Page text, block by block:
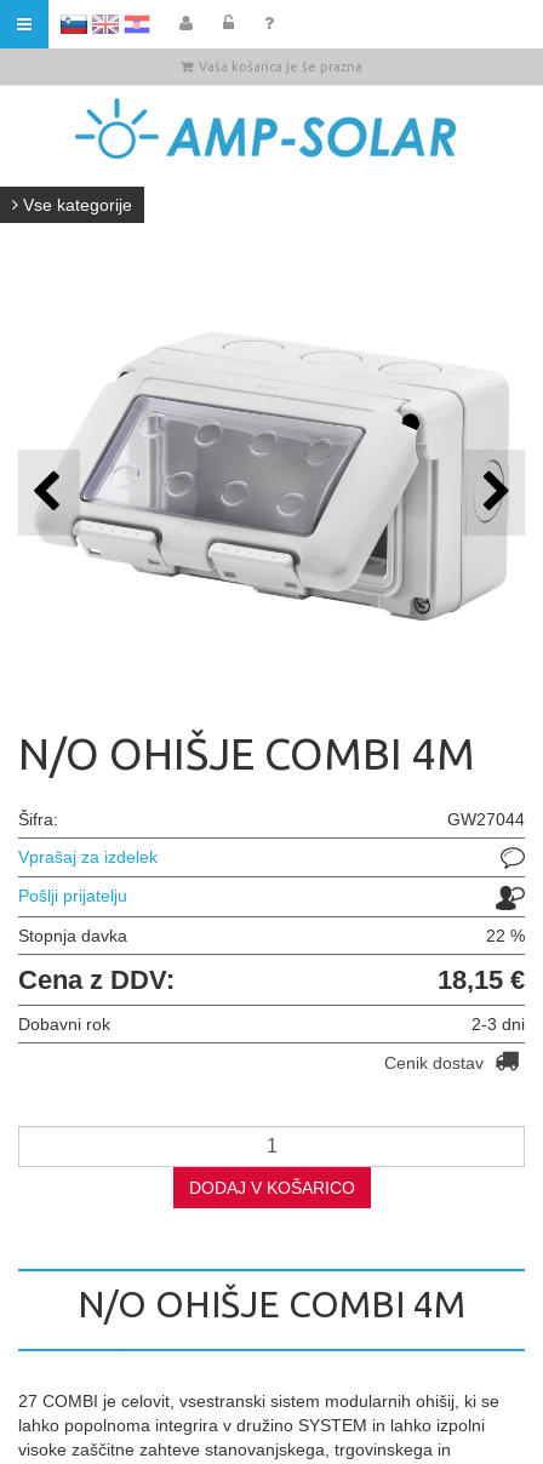
HR
Vaša košarica je še prazna
Vse kategorije
N/O OHIŠJE COMBI 4M
Šifra:
GW27044
Vprašaj za izdelek
Pošlji prijatelju
Stopnja davka 22 %
Cena z DDV: 18,15 €
Dobavni rok
2-3 dni
Cenik dostav
DODAJ V KOŠARICO
N/O OHIŠJE COMBI 4M
27 COMBI je celovit, vsestranski sistem modularnih ohišij, ki se
lahko popolnoma integrira v družino SYSTEM in lahko izpolni
visoke zaščitne zahteve stanovanjskega, trgovinskega in